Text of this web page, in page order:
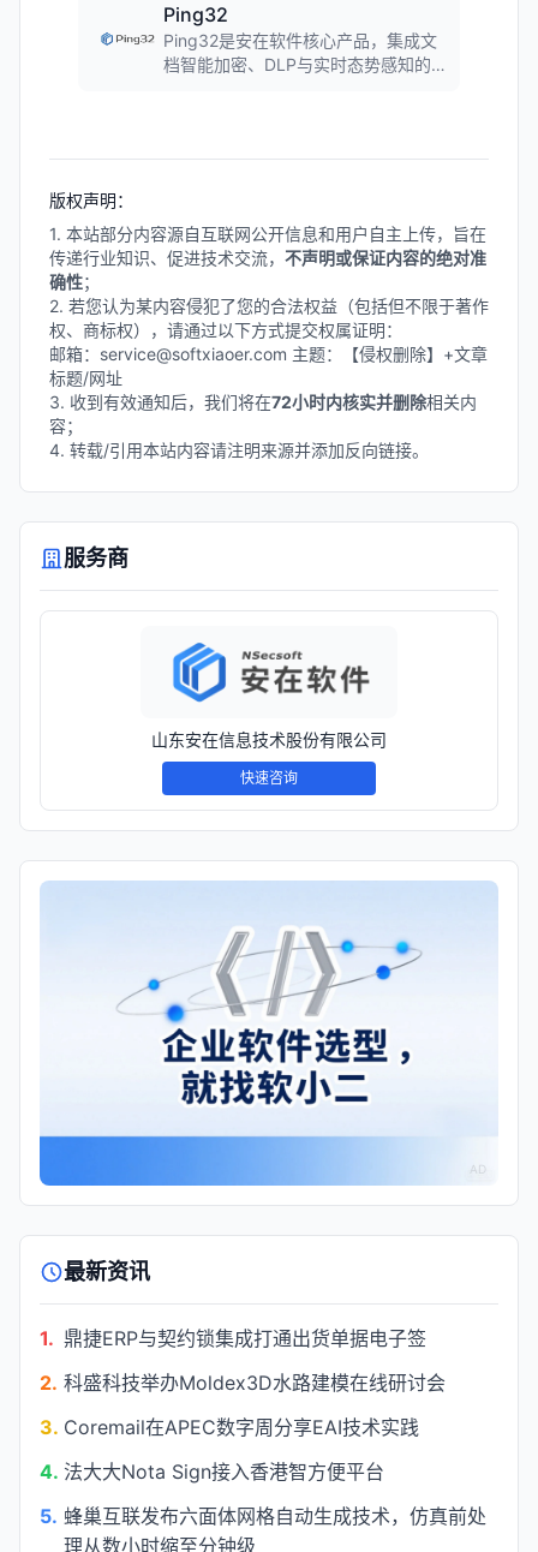
Ping32
Ping32是安在软件核心产品，集成文
档智能加密、DLP与实时态势感知的
全防护屏障。
版权声明：
1. 本站部分内容源自互联网公开信息和用户自主上传，旨在
传递行业知识、促进技术交流， 不声明或保证内容的绝对准
确性；
2. 若您认为某内容侵犯了您的合法权益（包括但不限于著作
权、商标权），请通过以下方式提交权属证明：
邮箱：service@softxiaoer.com 主题：【侵权删除】+文章
标题/网址
3. 收到有效通知后，我们将在72小时内核实并删除相关内
容；
4. 转载/引用本站内容请注明来源并添加反向链接。
服务商
山东安在信息技术股份有限公司
快速咨询
AD
最新资讯
1. 鼎捷ERP与契约锁集成打通出货单据电子签
2. 科盛科技举办Moldex3D水路建模在线研讨会
3. Coremail在APEC数字周分享EAI技术实践
4. 法大大Nota Sign接入香港智方便平台
5. 蜂巢互联发布六面体网格自动生成技术，仿真前处
理从数小时缩至分钟级